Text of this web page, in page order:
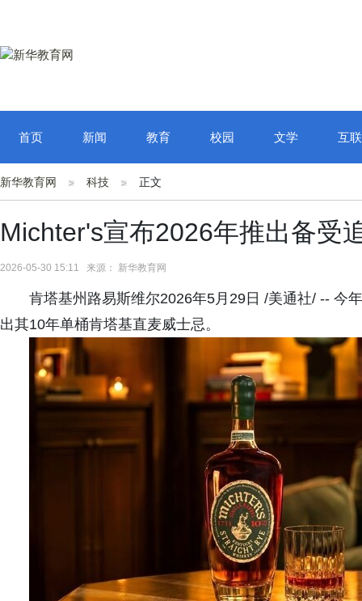
首页 新闻 教育 校园 文学 互
新华教育网 科技 正文
Michter's宣布2026年推出备受
2026-05-30 15:11 来源： 新华教育网
肯塔基州路易斯维尔2026年5月29日 /美通社/ -- 今
出其10年单桶肯塔基直麦威士忌。